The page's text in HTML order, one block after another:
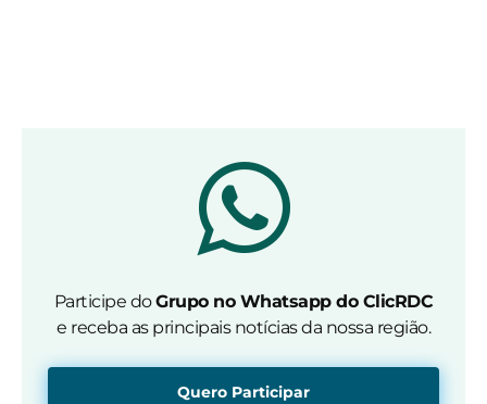
Participe doGrupo no Whatsapp do ClicRDC
e receba as principais notícias da nossa região.
Quero Participar